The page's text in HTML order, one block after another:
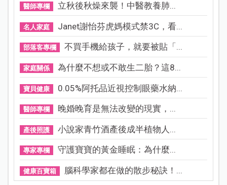
醫師專欄 立秋後秋燥來襲！中醫教養肺...
名人家庭 Janet謝怡芬虎媽模式禁3C，看...
部落客專欄 不買手機給孩子，就要被貼「...
家庭關係 為什麼不想或不敢生二胎？這8...
寶貝健康 0.05%阿托品近視控制眼藥水納...
醫師專欄 晚婚晚育是無法改變的現實，...
產後照護 小說家青竹酒產後成半植物人...
專家專欄 守護寶寶的黃金睡眠：為什麼...
健康百寶箱 腦科學家都在做的散步秘訣！...